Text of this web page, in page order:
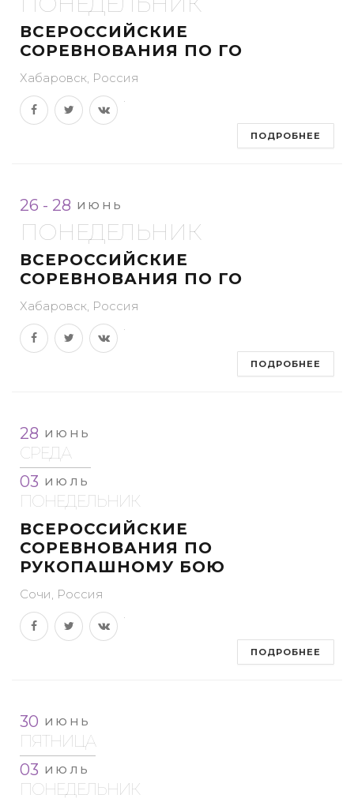
ВСЕРОССИЙСКИЕ
СОРЕВНОВАНИЯ ПО ГО
Хабаровск, Россия
ПОДРОБНЕЕ
26 - 28 ИЮНЬ
ПОНЕДЕЛЬНИК
ВСЕРОССИЙСКИЕ
СОРЕВНОВАНИЯ ПО ГО
Хабаровск, Россия
ПОДРОБНЕЕ
28 ИЮНЬ
СРЕДА
03 ИЮЛЬ
ПОНЕДЕЛЬНИК
ВСЕРОССИЙСКИЕ
СОРЕВНОВАНИЯ ПО
РУКОПАШНОМУ БОЮ
Сочи, Россия
ПОДРОБНЕЕ
30 ИЮНЬ
ПЯТНИЦА
03 ИЮЛЬ
ПОНЕДЕЛЬНИК